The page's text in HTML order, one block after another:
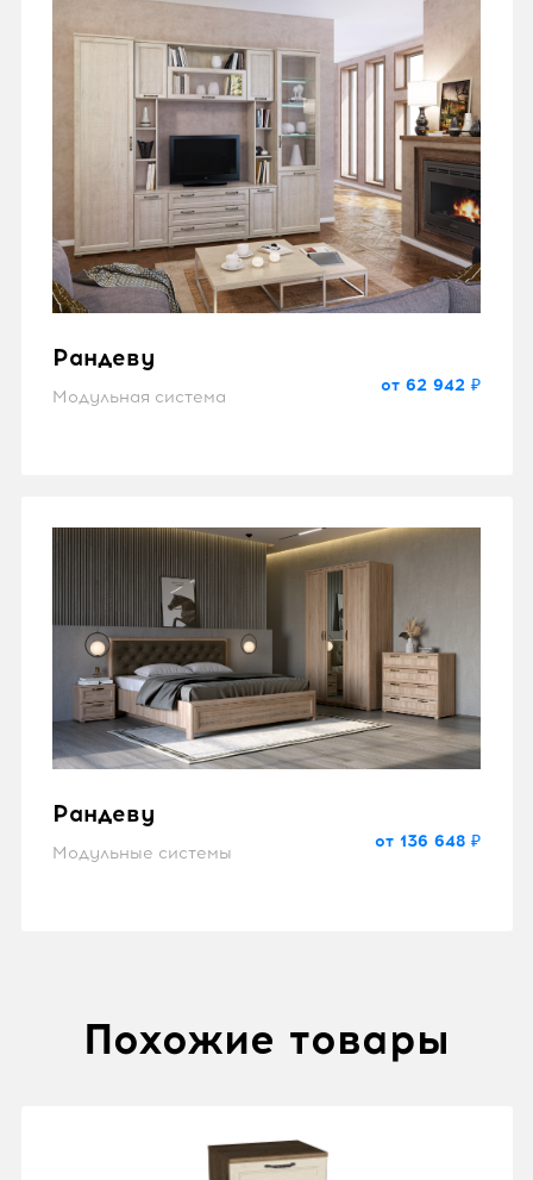
Рандеву
Модульная система
от 62 942 ₽
Рандеву
Модульные системы
от 136 648 ₽
Похожие товары